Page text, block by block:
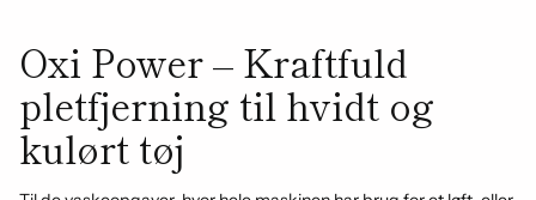
Oxi Power – Kraftfuld
pletfjerning til hvidt og
kulørt tøj